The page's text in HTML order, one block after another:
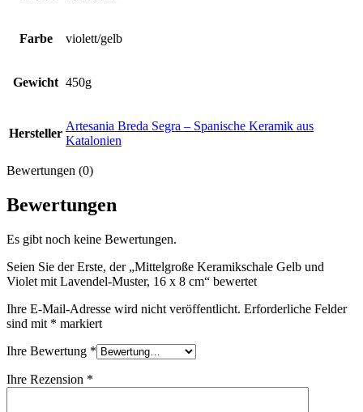
Farbe violett/gelb
Gewicht 450g
Hersteller
Artesania Breda Segra – Spanische Keramik aus
Katalonien
Bewertungen (0)
Bewertungen
Es gibt noch keine Bewertungen.
Seien Sie der Erste, der „Mittelgroße Keramikschale Gelb und
Violet mit Lavendel-Muster, 16 x 8 cm“ bewertet
Ihre E-Mail-Adresse wird nicht veröffentlicht. Erforderliche Felder
sind mit * markiert
Ihre Bewertung *
Ihre Rezension *